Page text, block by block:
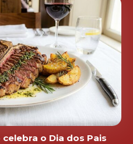
celebra o Dia dos Pais